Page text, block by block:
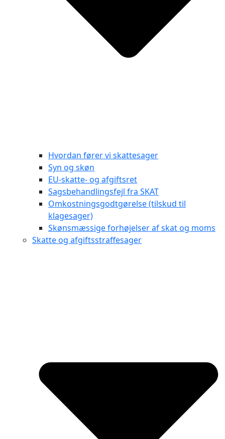
Hvordan fører vi skattesager
Syn og skøn
EU-skatte- og afgiftsret
Sagsbehandlingsfejl fra SKAT
Omkostningsgodtgørelse (tilskud til
klagesager)
Skønsmæssige forhøjelser af skat og moms
Skatte og afgiftsstraffesager